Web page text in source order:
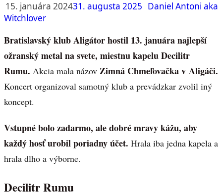
15. januára 202431. augusta 2025 Daniel Antoni aka
Witchlover
Bratislavský klub Aligátor hostil 13. januára najlepší
ožranský metal na svete, miestnu kapelu Decilitr
Rumu. Akcia mala názov Zimná Chmeľovačka v Aligáči.
Koncert organizoval samotný klub a prevádzkar zvolil iný
koncept.
Vstupné bolo zadarmo, ale dobré mravy kážu, aby
každý hosť urobil poriadny účet. Hrala iba jedna kapela a
hrala dlho a výborne.
Decilitr Rumu